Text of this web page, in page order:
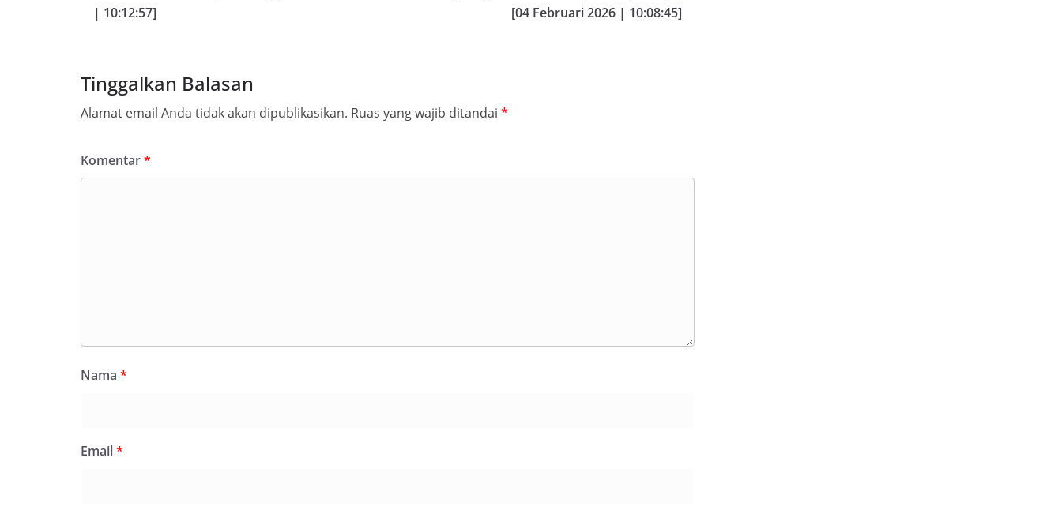
| 10:12:57]
[04 Februari 2026 | 10:08:45]
Tinggalkan Balasan
Alamat email Anda tidak akan dipublikasikan. Ruas yang wajib ditandai *
Komentar*
Nama *
Email*